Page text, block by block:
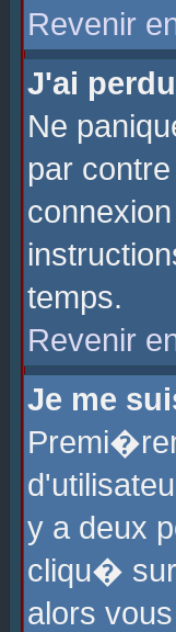
Revenir
J'ai
Ne
par
temps.
Revenir
Je me
y a deux
cliqu�
alors